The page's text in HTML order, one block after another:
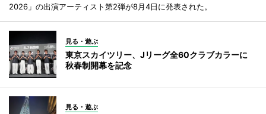
2026」の出演アーティスト第2弾が8月4日に発表された。
見る・遊ぶ
東京スカイツリー、Jリーグ全60クラブカラーに
秋春制開幕を記念
見る・遊ぶ